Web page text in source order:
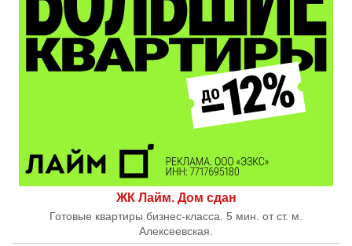
ЖК Лайм. Дом сдан
Готовые квартиры бизнес-класса. 5 мин. от ст. м.
Алексеевская.